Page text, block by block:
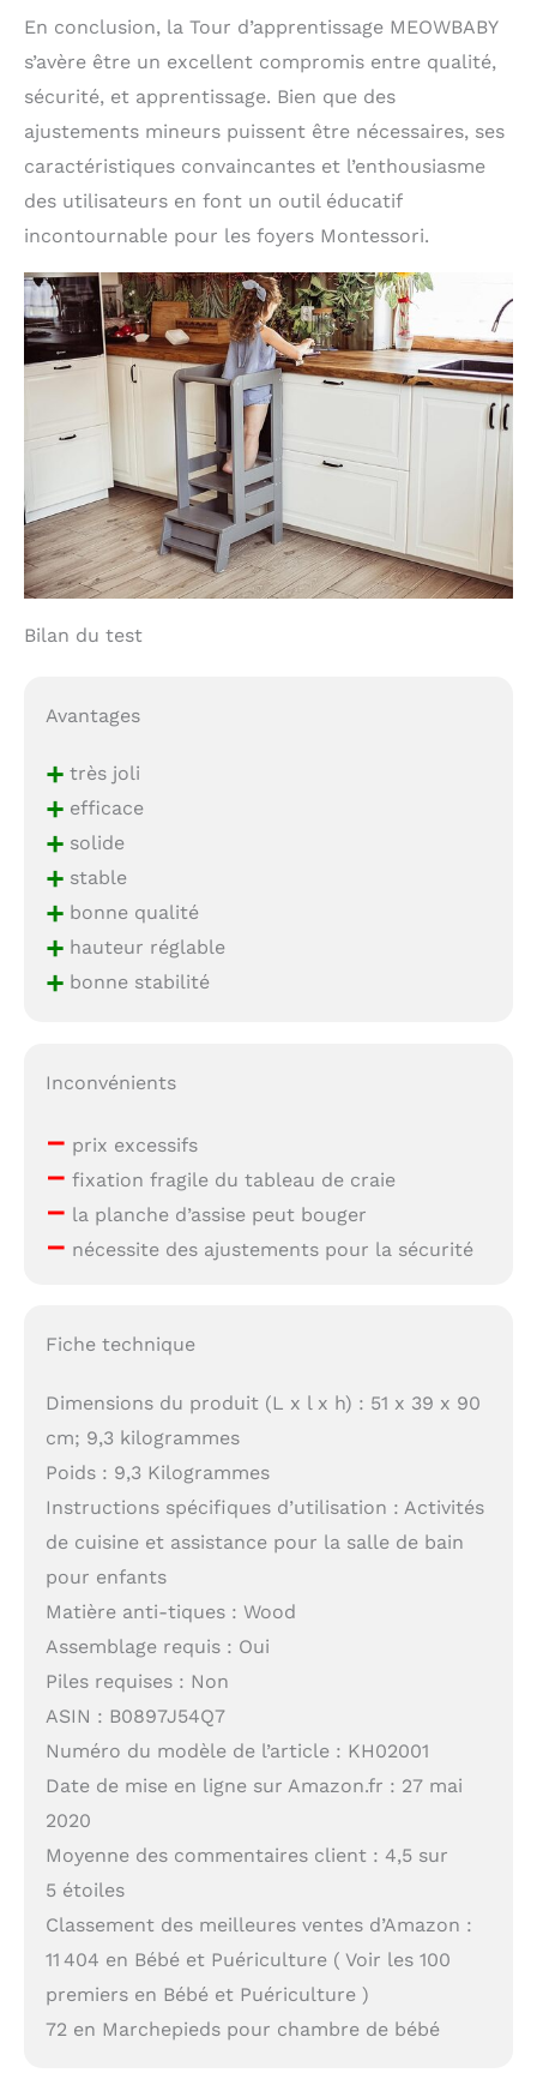
En conclusion, la Tour d’apprentissage MEOWBABY
s’avère être un excellent compromis entre qualité,
sécurité, et apprentissage. Bien que des
ajustements mineurs puissent être nécessaires, ses
caractéristiques convaincantes et l’enthousiasme
des utilisateurs en font un outil éducatif
incontournable pour les foyers Montessori.
Bilan du test
Avantages
+très joli
+efficace
+solide
+stable
+bonne qualité
+hauteur réglable
+bonne stabilité
Inconvénients
– prix excessifs
– fixation fragile du tableau de craie
– la planche d’assise peut bouger
– nécessite des ajustements pour la sécurité
Fiche technique
Dimensions du produit (L x l x h) : 51 x 39 x 90
cm; 9,3 kilogrammes
Poids : 9,3 Kilogrammes
Instructions spécifiques d’utilisation : Activités
de cuisine et assistance pour la salle de bain
pour enfants
Matière anti-tiques : Wood
Assemblage requis : Oui
Piles requises : Non
ASIN : B0897J54Q7
Numéro du modèle de l’article : KH02001
Date de mise en ligne sur Amazon.fr : 27 mai
2020
Moyenne des commentaires client : 4,5 sur
5 étoiles
Classement des meilleures ventes d’Amazon :
11 404 en Bébé et Puériculture ( Voir les 100
premiers en Bébé et Puériculture )
72 en Marchepieds pour chambre de bébé